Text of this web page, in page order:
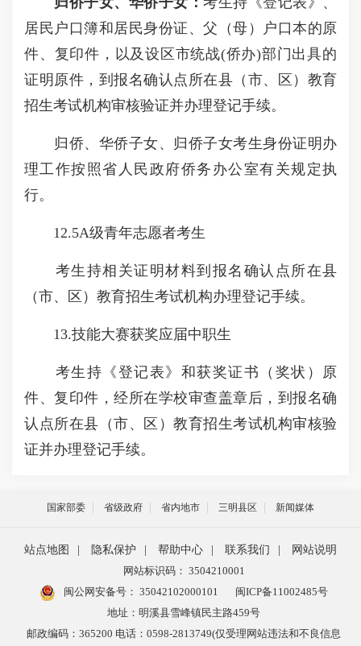
居民户口簿和居民身份证、父（母）户口本的原
件、复印件，以及设区市统战(侨办)部门出具的
证明原件，到报名确认点所在县（市、区）教育
招生考试机构审核验证并办理登记手续。
归侨、华侨子女、归侨子女考生身份证明办
理工作按照省人民政府侨务办公室有关规定执
行。
12.5A级青年志愿者考生
考生持相关证明材料到报名确认点所在县
（市、区）教育招生考试机构办理登记手续。
13.技能大赛获奖应届中职生
考生持《登记表》和获奖证书（奖状）原
件、复印件，经所在学校审查盖章后，到报名确
认点所在县（市、区）教育招生考试机构审核验
证并办理登记手续。
国家部委 省级政府 省内地市 三明县区 新闻媒体
站点地图 隐私保护 帮助中心 联系我们
网站说明
网站标识码： 3504210001
闽公网安备号： 35042102000101
闽ICP备11002485号
地址：明溪县雪峰镇民主路459号
邮政编码：365200 电话：0598-2813749(仅受理网站违法和不良信息